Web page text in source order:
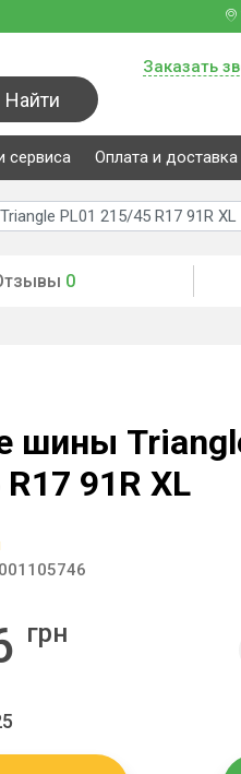
Найти
Заказать
сервиса Оплата и доставка
PL01 215/45 R17 91R XL
0
шины
91R XL
грн